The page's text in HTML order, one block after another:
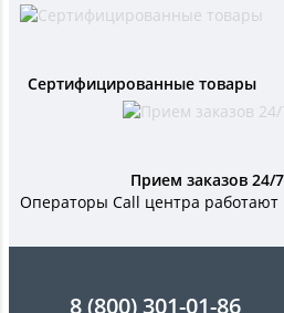
Сертифицированные товары
Прием заказов 24/7
Операторы Call центра работают
8 (800) 301-01-86